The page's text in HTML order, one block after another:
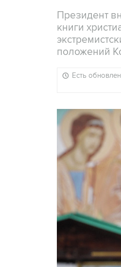
Президент
книги
положений
Есть